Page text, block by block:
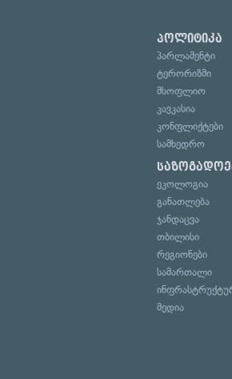
პოლიტიკა
პარლამენტი
ტერორიზმი
მსოფლიო
კავკასია
კონფლიქტები
სამხედრო
ეკოლოგია
განათლება
ჯანდაცვა
თბილისი
რეგიონები
სამართალი
მედია